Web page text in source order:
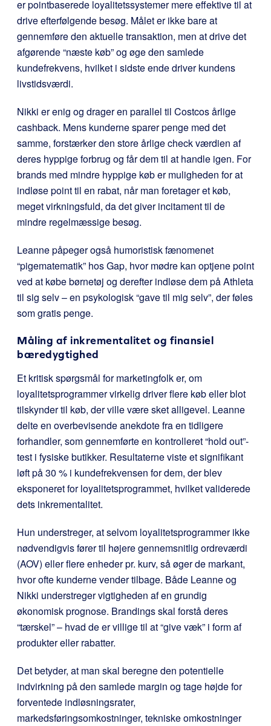
er pointbaserede loyalitetssystemer mere effektive til at
drive efterfølgende besøg. Målet er ikke bare at
gennemføre den aktuelle transaktion, men at drive det
afgørende “næste køb” og øge den samlede
kundefrekvens, hvilket i sidste ende driver kundens
livstidsværdi.
Nikki er enig og drager en parallel til Costcos årlige
cashback. Mens kunderne sparer penge med det
samme, forstærker den store årlige check værdien af
deres hyppige forbrug og får dem til at handle igen. For
brands med mindre hyppige køb er muligheden for at
indløse point til en rabat, når man foretager et køb,
meget virkningsfuld, da det giver incitament til de
mindre regelmæssige besøg.
Leanne påpeger også humoristisk fænomenet
“pigematematik” hos Gap, hvor mødre kan optjene point
ved at købe børnetøj og derefter indløse dem på Athleta
til sig selv – en psykologisk “gave til mig selv”, der føles
som gratis penge.
Måling af inkrementalitet og finansiel
bæredygtighed
Et kritisk spørgsmål for marketingfolk er, om
loyalitetsprogrammer virkelig driver flere køb eller blot
tilskynder til køb, der ville være sket alligevel. Leanne
delte en overbevisende anekdote fra en tidligere
forhandler, som gennemførte en kontrolleret “hold out”-
test i fysiske butikker. Resultaterne viste et signifikant
løft på 30 % i kundefrekvensen for dem, der blev
eksponeret for loyalitetsprogrammet, hvilket validerede
dets inkrementalitet.
Hun understreger, at selvom loyalitetsprogrammer ikke
nødvendigvis fører til højere gennemsnitlig ordreværdi
(AOV) eller flere enheder pr. kurv, så øger de markant,
hvor ofte kunderne vender tilbage. Både Leanne og
Nikki understreger vigtigheden af en grundig
økonomisk prognose. Brandings skal forstå deres
“tærskel” – hvad de er villige til at “give væk” i form af
produkter eller rabatter.
Det betyder, at man skal beregne den potentielle
indvirkning på den samlede margin og tage højde for
forventede indløsningsrater,
markedsføringsomkostninger, tekniske omkostninger